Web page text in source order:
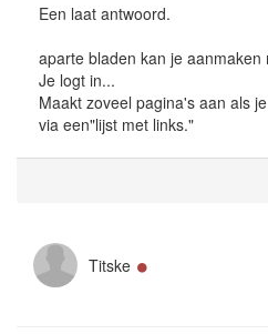
Een laat antwoord.
aparte bladen kan je aanmaken
Je logt in...
Maakt zoveel pagina's aan als
via een"lijst met links."
Titske